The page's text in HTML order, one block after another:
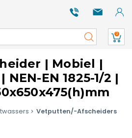
0
| Mobiel |
NEN-EN 1825-1/2 |
Vetputten/-Afscheiders